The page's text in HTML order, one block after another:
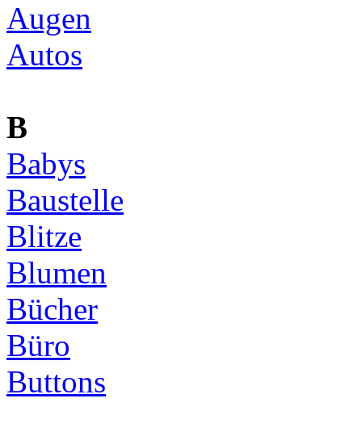
Augen
Autos
B
Babys
Baustelle
Blitze
Blumen
Bücher
Büro
Buttons